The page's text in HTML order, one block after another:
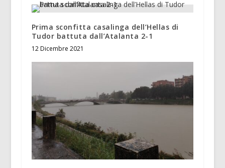
Prima sconfitta casalinga dell’Hellas di
Tudor battuta dall’Atalanta 2-1
12 Dicembre 2021